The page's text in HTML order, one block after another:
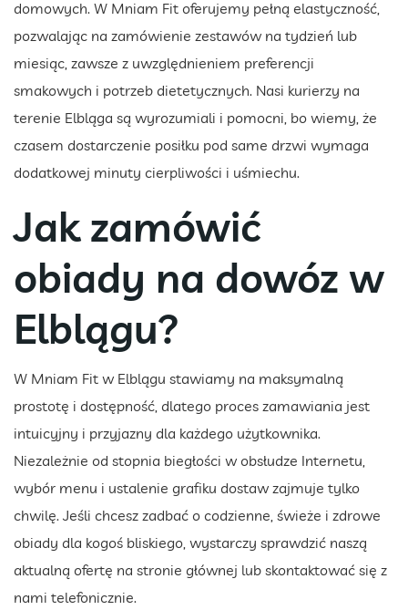
domowych. W Mniam Fit oferujemy pełną elastyczność,
pozwalając na zamówienie zestawów na tydzień lub
miesiąc, zawsze z uwzględnieniem preferencji
smakowych i potrzeb dietetycznych. Nasi kurierzy na
terenie Elbląga są wyrozumiali i pomocni, bo wiemy, że
czasem dostarczenie posiłku pod same drzwi wymaga
dodatkowej minuty cierpliwości i uśmiechu.
Jak zamówić
obiady na dowóz w
Elblągu?
W Mniam Fit w Elblągu stawiamy na maksymalną
prostotę i dostępność, dlatego proces zamawiania jest
intuicyjny i przyjazny dla każdego użytkownika.
Niezależnie od stopnia biegłości w obsłudze Internetu,
wybór menu i ustalenie grafiku dostaw zajmuje tylko
chwilę. Jeśli chcesz zadbać o codzienne, świeże i zdrowe
obiady dla kogoś bliskiego, wystarczy sprawdzić naszą
aktualną ofertę na stronie głównej lub skontaktować się z
nami telefonicznie.